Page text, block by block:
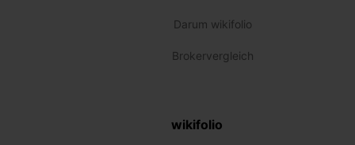
Darum wikifolio
Brokervergleich
wikifolio